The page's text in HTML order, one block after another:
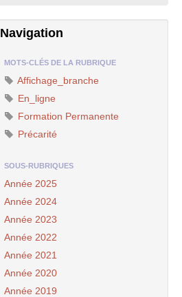
Navigation
MOTS-CLÉS DE LA RUBRIQUE
Affichage_branche
En_ligne
Formation Permanente
Précarité
SOUS-RUBRIQUES
Année 2025
Année 2024
Année 2023
Année 2022
Année 2021
Année 2020
Année 2019